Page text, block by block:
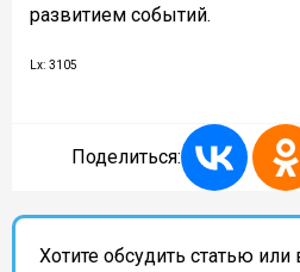
развитием событий.
Lx: 3105
Поделиться:
Хотите обсудить статью